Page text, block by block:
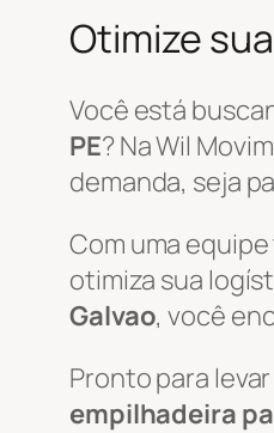
Otimize
Você está
PE? Na Wil
demanda, seja
Com uma
otimiza sua
Galvao, você
Pronto para
empilhadeira